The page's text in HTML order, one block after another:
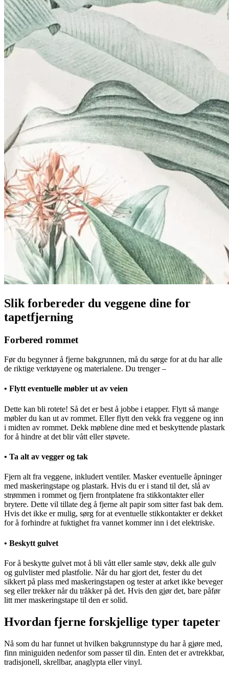
Slik forbereder du veggene dine for
tapetfjerning
Forbered rommet
Før du begynner å fjerne bakgrunnen, må du sørge for at du har alle
de riktige verktøyene og materialene. Du trenger –
• Flytt eventuelle møbler ut av veien
Dette kan bli rotete! Så det er best å jobbe i etapper. Flytt så mange
møbler du kan ut av rommet. Eller flytt den vekk fra veggene og inn
i midten av rommet. Dekk møblene dine med et beskyttende plastark
for å hindre at det blir vått eller støvete.
• Ta alt av vegger og tak
Fjern alt fra veggene, inkludert ventiler. Masker eventuelle åpninger
med maskeringstape og plastark. Hvis du er i stand til det, slå av
strømmen i rommet og fjern frontplatene fra stikkontakter eller
brytere. Dette vil tillate deg å fjerne alt papir som sitter fast bak dem.
Hvis det ikke er mulig, sørg for at eventuelle stikkontakter er dekket
for å forhindre at fuktighet fra vannet kommer inn i det elektriske.
• Beskytt gulvet
For å beskytte gulvet mot å bli vått eller samle støv, dekk alle gulv
og gulvlister med plastfolie. Når du har gjort det, fester du det
sikkert på plass med maskeringstapen og tester at arket ikke beveger
seg eller trekker når du tråkker på det. Hvis den gjør det, bare påfør
litt mer maskeringstape til den er solid.
Hvordan fjerne forskjellige typer tapeter
Nå som du har funnet ut hvilken bakgrunnstype du har å gjøre med,
finn miniguiden nedenfor som passer til din. Enten det er avtrekkbar,
tradisjonell, skrellbar, anaglypta eller vinyl.